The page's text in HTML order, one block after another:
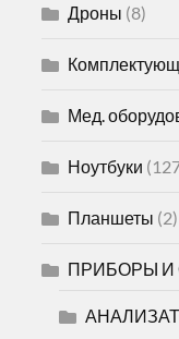
Дроны (8)
Мед.
Ноутбуки
Планшеты (2)
ПРИБОРЫ И